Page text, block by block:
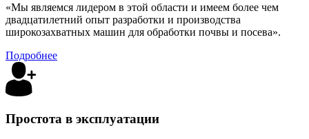
«Мы являемся лидером в этой области и имеем более чем
двадцатилетний опыт разработки и производства
широкозахватных машин для обработки почвы и посева».
Подробнее
Простота в эксплуатации